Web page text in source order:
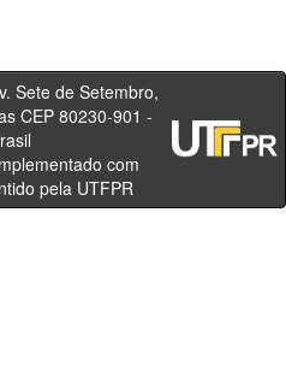
Setembro,
CEP 80230-901 -
- Brasil
com
pela UTFPR